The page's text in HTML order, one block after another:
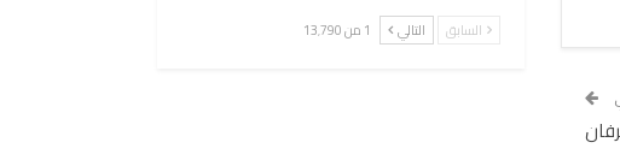
السابق التالي 1 من 13٬790